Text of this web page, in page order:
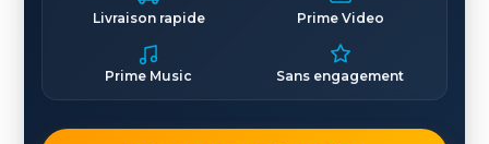
Livraison rapide Prime Video
Prime Music Sans engagement